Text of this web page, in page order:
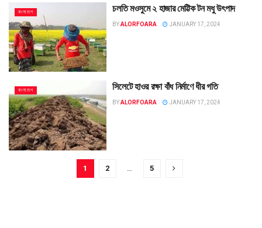
বাংলাদেশ চলতি মওসুমে ২ হাজার মেট্টিক টন মধু উৎপাদ
BYALORFOARA JANUARY 17, 2024
বাংলাদেশ সিলেটে হাওর রক্ষা বাঁধ নির্মাণে ধীর গতি
BYALORFOARA JANUARY 17, 2024
1 2 5